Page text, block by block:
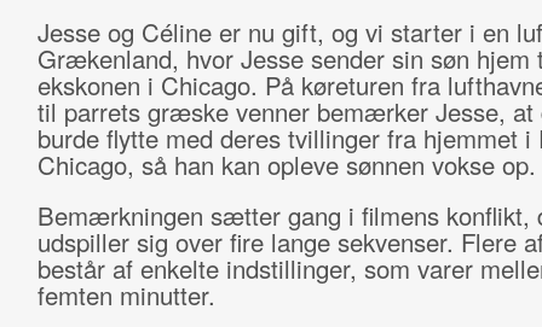
Jesse og Céline er nu gift, og vi starter i en
Grækenland, hvor Jesse sender sin søn hjem
ekskonen i Chicago. På køreturen fra
til parrets græske venner bemærker Jesse, at
burde flytte med deres tvillinger fra hjemmet i
Chicago, så han kan opleve sønnen vokse op.
Bemærkningen sætter gang i filmens konflikt,
udspiller sig over fire lange sekvenser. Flere
består af enkelte indstillinger, som varer
femten minutter.